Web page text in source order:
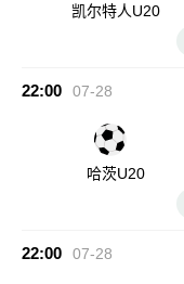
凯尔特人U20
22:00 07-28
哈茨U20
22:00 07-28